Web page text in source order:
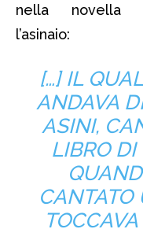
nella novella
l’asinaio:
[…] IL
ANDAVA
ASINI,
LIBRO DI
CANTATO
TOCCAVA